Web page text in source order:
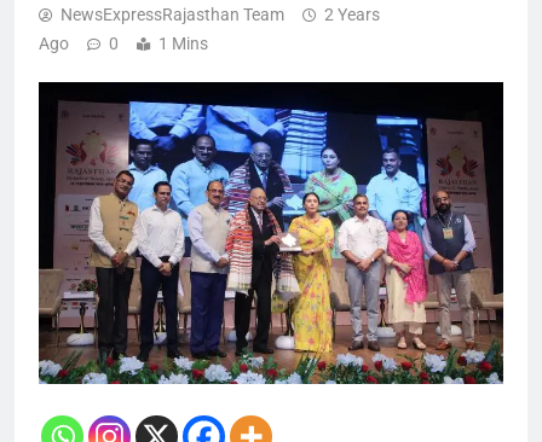
NewsExpressRajasthan Team
2 Years
Ago
0 1 Mins